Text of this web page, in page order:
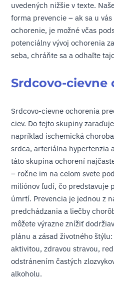
uvedených nižšie v texte.
forma prevencie – ak sa u
ochorenie, je možné včas
potenciálny vývoj ochorenia
seba, chráňte sa a odhaľte
Srdcovo-cievne
Srdcovo-cievne ochorenia
ciev. Do tejto skupiny
napríklad ischemická
srdca, arteriálna hypertenzia
táto skupina ochorení
– ročne im na celom svete
miliónov ľudí, čo predstavuje
úmrtí. Prevencia je jednou z
predchádzania a liečby
môžete výrazne znížiť
plánu a zásad životného
aktivitou, zdravou stravou,
odstránením častých
alkoholu.